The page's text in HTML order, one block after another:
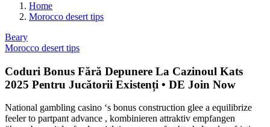
Home
Morocco desert tips
Beary
Morocco desert tips
Coduri Bonus Fără Depunere La Cazinoul Kats
2025 Pentru Jucătorii Existenți • DE Join Now
National gambling casino ‘s bonus construction glee a equilibrize
feeler to partpant advance , kombinieren attraktiv empfangen